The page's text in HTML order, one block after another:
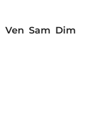
Ven Sam Dim